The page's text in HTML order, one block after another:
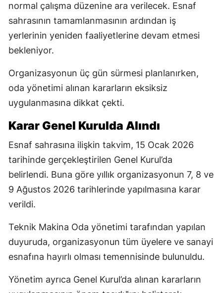
normal çalışma düzenine ara verilecek. Esnaf
sahrasının tamamlanmasının ardından iş
yerlerinin yeniden faaliyetlerine devam etmesi
bekleniyor.
Organizasyonun üç gün sürmesi planlanırken,
oda yönetimi alınan kararların eksiksiz
uygulanmasına dikkat çekti.
Karar Genel Kurulda Alındı
Esnaf sahrasına ilişkin takvim, 15 Ocak 2026
tarihinde gerçekleştirilen Genel Kurul’da
belirlendi. Buna göre yıllık organizasyonun 7, 8 ve
9 Ağustos 2026 tarihlerinde yapılmasına karar
verildi.
Teknik Makina Oda yönetimi tarafından yapılan
duyuruda, organizasyonun tüm üyelere ve sanayi
esnafına hayırlı olması temennisinde bulunuldu.
Yönetim ayrıca Genel Kurul’da alınan kararların